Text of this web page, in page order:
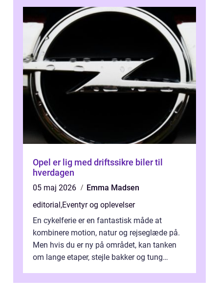
Opel er lig med driftssikre biler til
hverdagen
05 maj 2026
Emma Madsen
editorial ,Eventyr og oplevelser
En cykelferie er en fantastisk måde at
kombinere motion, natur og rejseglæde på.
Men hvis du er ny på området, kan tanken
om lange etaper, stejle bakker og tung